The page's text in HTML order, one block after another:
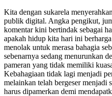
Kita dengan sukarela
publik digital. Angka pengikut,
komentar kini bertindak sebagai
apakah hidup kita hari ini
menolak untuk merasa bahagia
sebenarnya sedang menurunkan
pameran yang tidak memiliki
Kebahagiaan tidak lagi menjadi
melainkan telah bergeser menjadi
harus dipamerkan demi